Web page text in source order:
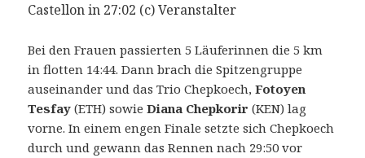
Castellon in 27:02 (c) Veranstalter
Bei den Frauen passierten 5 Läuferinnen die 5 km
in flotten 14:44. Dann brach die Spitzengruppe
auseinander und das Trio Chepkoech,Fotoyen
Tesfay (ETH) sowieDiana Chepkorir (KEN) lag
vorne. In einem engen Finale setzte sich Chepkoech
durch und gewann das Rennen nach 29:50 vor